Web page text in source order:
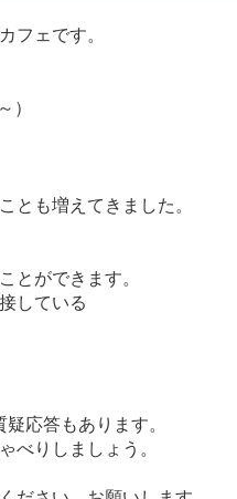
フェです。
）
とも増えてきました。
とができます。
している
応答もあります。
べりしましょう。